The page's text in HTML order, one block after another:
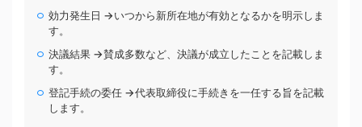
効力発生日 →いつから新所在地が有効となるかを明示しま
す。
決議結果 →賛成多数など、決議が成立したことを記載しま
す。
登記手続の委任 →代表取締役に手続きを一任する旨を記載
します。